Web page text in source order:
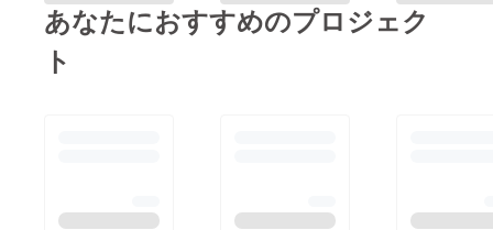
あなたにおすすめのプロジェク
ト